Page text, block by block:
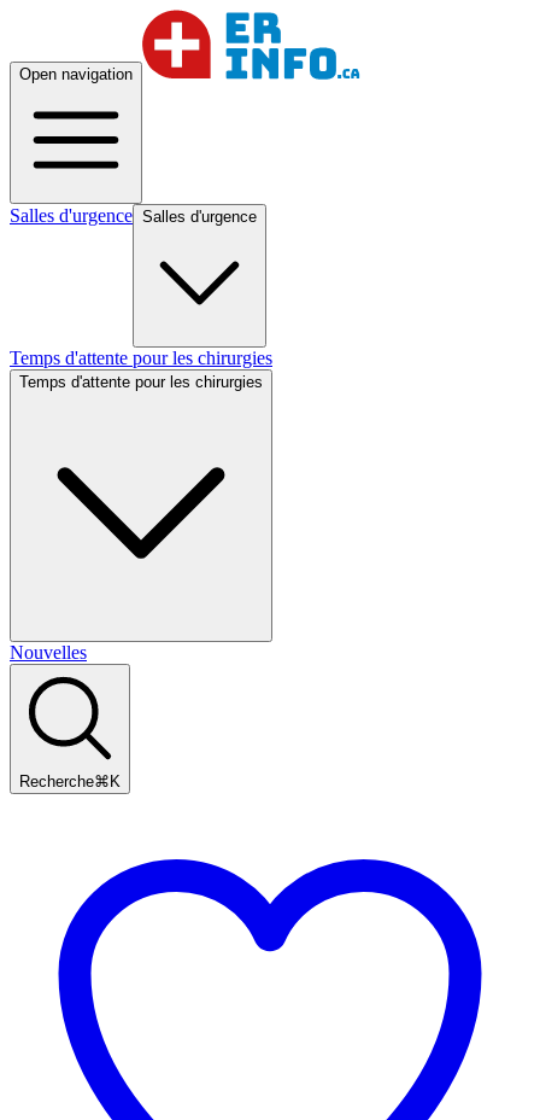
Open navigation
Salles d'urgence Salles d'urgence
Temps d'attente pour les chirurgies
Temps d'attente pour les chirurgies
Nouvelles
Recherche⌘ K